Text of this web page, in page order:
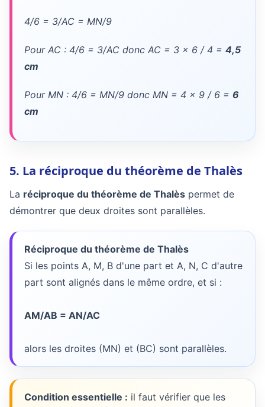
4/6 = 3/AC = MN/9
Pour AC : 4/6 = 3/AC donc AC = 3 x 6 / 4 = 4,5
cm
Pour MN : 4/6 = MN/9 donc MN = 4 x 9 / 6 = 6
cm
5. La réciproque du théorème de Thalès
La réciproque du théorème de Thalès permet de
démontrer que deux droites sont parallèles.
Réciproque du théorème de Thalès
Si les points A, M, B d'une part et A, N, C d'autre
part sont alignés dans le même ordre, et si :
AM/AB = AN/AC
alors les droites (MN) et (BC) sont parallèles.
Condition essentielle : il faut vérifier que les